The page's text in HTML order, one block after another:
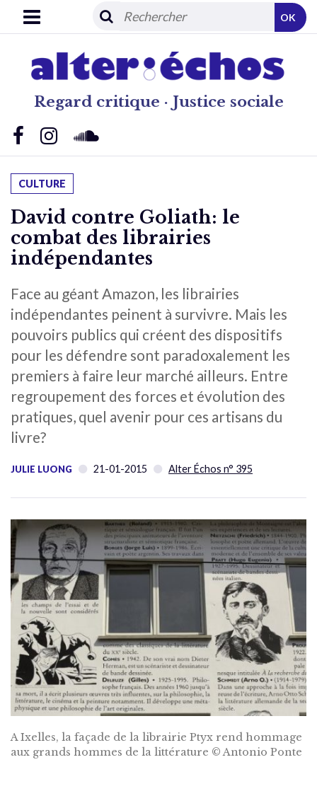
Regard critique · Justice sociale
OK
CULTURE
David contre Goliath: le
combat des librairies
indépendantes
Face au géant Amazon, les librairies
indépendantes peinent à survivre. Mais les
pouvoirs publics qui créent des dispositifs
pour les défendre sont paradoxalement les
premiers à faire leur marché ailleurs. Entre
regroupement des forces et évolution des
pratiques, quel avenir pour ces artisans du
livre?
JULIE LUONG 21-01-2015 Alter Échos n° 395
A Ixelles, la façade de la librairie Ptyx rend hommage
aux grands hommes de la littérature © Antonio Ponte